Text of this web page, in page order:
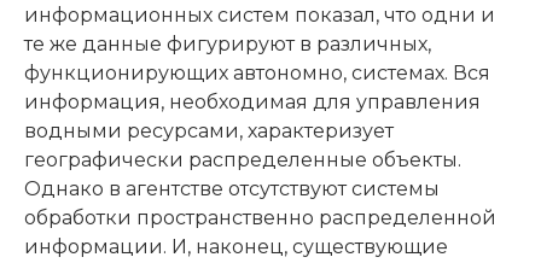
информационных систем показал, что одни и
те же данные фигурируют в различных,
функционирующих автономно, системах. Вся
информация, необходимая для управления
водными ресурсами, характеризует
географически распределенные объекты.
Однако в агентстве отсутствуют системы
обработки пространственно распределенной
информации. И, наконец, существующие